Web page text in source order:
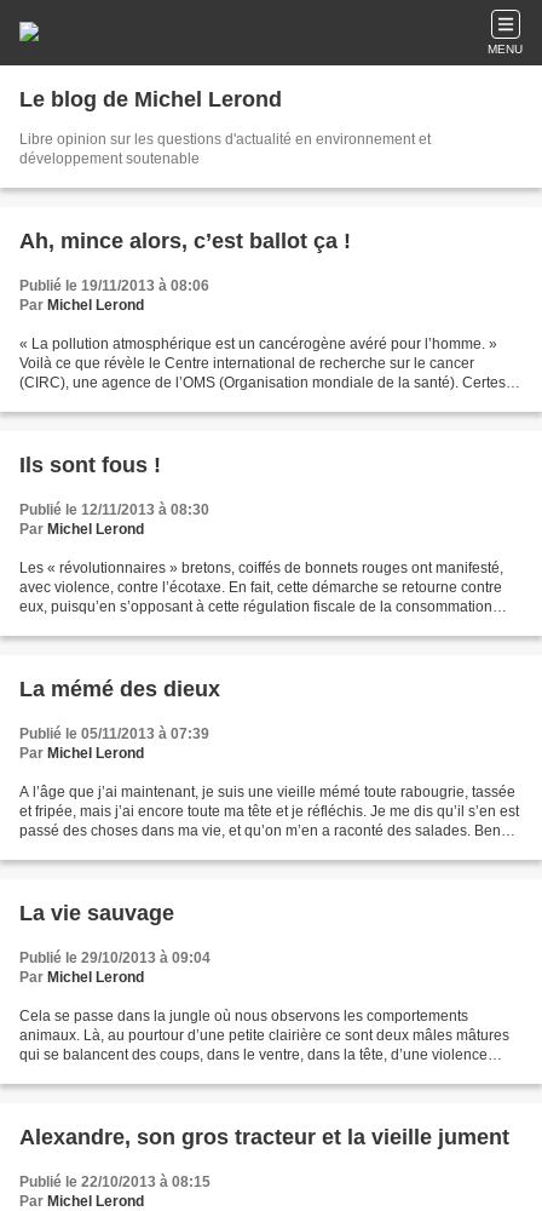
MENU
Le blog de Michel Lerond
Libre opinion sur les questions d'actualité en environnement et
développement soutenable
Ah, mince alors, c’est ballot ça !
Publié le 19/11/2013 à 08:06
Par Michel Lerond
« La pollution atmosphérique est un cancérogène avéré pour l’homme. »
Voilà ce que révèle le Centre international de recherche sur le cancer
(CIRC), une agence de l’OMS (Organisation mondiale de la santé). Certes,
Ils sont fous !
Publié le 12/11/2013 à 08:30
Par Michel Lerond
Les « révolutionnaires » bretons, coiffés de bonnets rouges ont manifesté,
avec violence, contre l’écotaxe. En fait, cette démarche se retourne contre
eux, puisqu’en s’opposant à cette régulation fiscale de la consommation
La mémé des dieux
Publié le 05/11/2013 à 07:39
Par Michel Lerond
A l’âge que j’ai maintenant, je suis une vieille mémé toute rabougrie, tassée
et fripée, mais j’ai encore toute ma tête et je réfléchis. Je me dis qu’il s’en est
passé des choses dans ma vie, et qu’on m’en a raconté des salades. Ben
La vie sauvage
Publié le 29/10/2013 à 09:04
Par Michel Lerond
Cela se passe dans la jungle où nous observons les comportements
animaux. Là, au pourtour d’une petite clairière ce sont deux mâles mâtures
qui se balancent des coups, dans le ventre, dans la tête, d’une violence
Alexandre, son gros tracteur et la vieille jument
Publié le 22/10/2013 à 08:15
Par Michel Lerond